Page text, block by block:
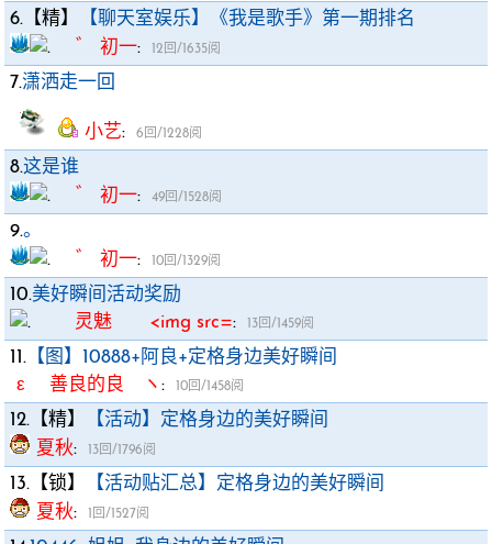
6.【精】
【聊天室娱乐】《我是歌手》第一期排名
゛ 初一: 12回/1635阅
7.潇洒走一回
小艺: 6回/1228阅
8.这是谁
゛ 初一: 49回/1528阅
9.。
゛ 初一: 10回/1329阅
10.美好瞬间活动奖励
灵魅 <img src=: 13回/1459阅
11. 【图】10888+阿良+定格身边美好瞬间
ε 善良的良 ヽ : 10回/1458阅
12.【精】
【活动】定格身边的美好瞬间
夏秋: 13回/1796阅
13.【锁】
【活动贴汇总】定格身边的美好瞬间
夏秋: 1回/1527阅